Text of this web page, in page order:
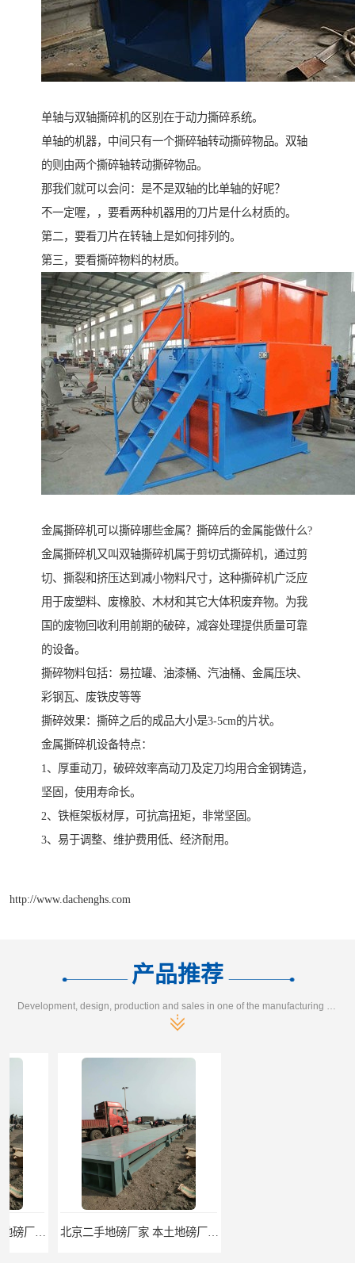
单轴与双轴撕碎机的区别在于动力撕碎系统。
单轴的机器，中间只有一个撕碎轴转动撕碎物品。双轴
的则由两个撕碎轴转动撕碎物品。
那我们就可以会问：是不是双轴的比单轴的好呢？
不一定喔，，要看两种机器用的刀片是什么材质的。
第二，要看刀片在转轴上是如何排列的。
第三，要看撕碎物料的材质。
金属撕碎机可以撕碎哪些金属？撕碎后的金属能做什么?
金属撕碎机又叫双轴撕碎机属于剪切式撕碎机，通过剪
切、撕裂和挤压达到减小物料尺寸，这种撕碎机广泛应
用于废塑料、废橡胶、木材和其它大体积废弃物。为我
国的废物回收利用前期的破碎，减容处理提供质量可靠
的设备。
撕碎物料包括：易拉罐、油漆桶、汽油桶、金属压块、
彩钢瓦、废铁皮等等
撕碎效果：撕碎之后的成品大小是3-5cm的片状。
金属撕碎机设备特点：
1、厚重动刀，破碎效率高动刀及定刀均用合金钢铸造，
坚固，使用寿命长。
2、铁框架板材厚，可抗高扭矩，非常坚固。
3、易于调整、维护费用低、经济耐用。
http://www.dachenghs.com
产品推荐
北京二手地磅厂家 本土地磅厂100秒报价